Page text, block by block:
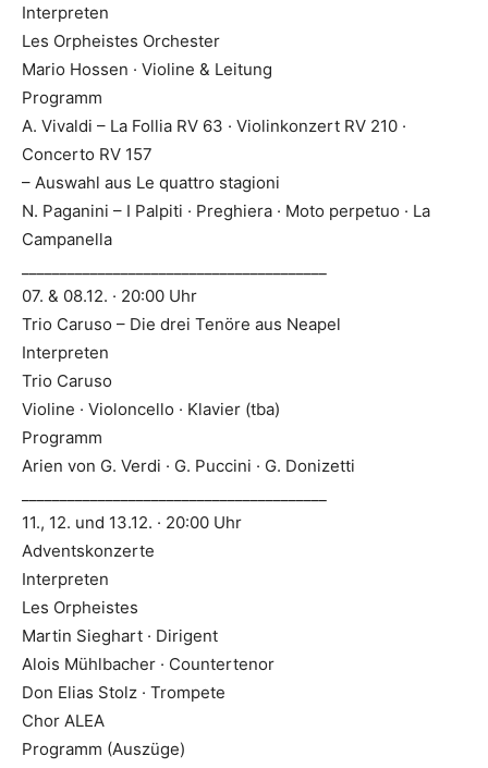
Interpreten
Les Orpheistes Orchester
Mario Hossen · Violine & Leitung
Programm
A. Vivaldi – La Follia RV 63 · Violinkonzert RV 210 ·
Concerto RV 157
– Auswahl aus Le quattro stagioni
N. Paganini – I Palpiti · Preghiera · Moto perpetuo · La
Campanella
07. & 08.12. · 20:00 Uhr
Trio Caruso – Die drei Tenöre aus Neapel
Interpreten
Trio Caruso
Violine · Violoncello · Klavier (tba)
Programm
Arien von G. Verdi · G. Puccini · G. Donizetti
11., 12. und 13.12. · 20:00 Uhr
Adventskonzerte
Interpreten
Les Orpheistes
Martin Sieghart · Dirigent
Alois Mühlbacher · Countertenor
Don Elias Stolz · Trompete
Chor ALEA
Programm (Auszüge)